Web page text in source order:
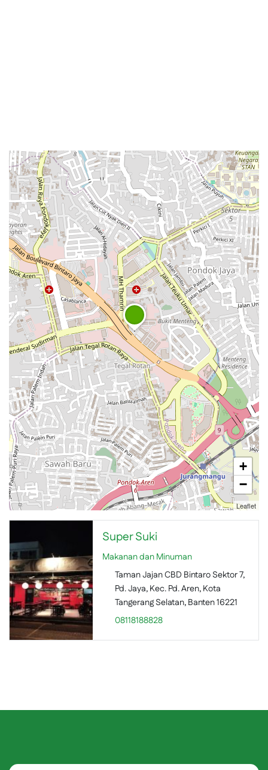
Super Suki
Makanan dan Minuman
Taman Jajan CBD Bintaro Sektor 7,
Pd. Jaya, Kec. Pd. Aren, Kota
Tangerang Selatan, Banten 16221
08118188828
+
−
Leaflet